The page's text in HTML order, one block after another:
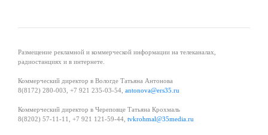
Размещение рекламной и коммерческой информации на телеканалах,
радиостанциях и в интернете.
Коммерческий директор в Вологде Татьяна Антонова
8(8172) 280-003, +7 921 235-03-54, antonova@ers35.ru
Коммерческий директор в Череповце Татьяна Крохмаль
8(8202) 57-11-11, +7 921 121-59-44, tvkrohmal@35media.ru